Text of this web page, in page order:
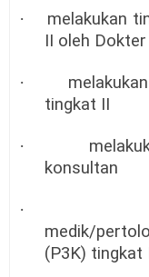
·
melakukan
II oleh
·
tingkat II
·
konsultan
·
medik/
(P3K) tingkat